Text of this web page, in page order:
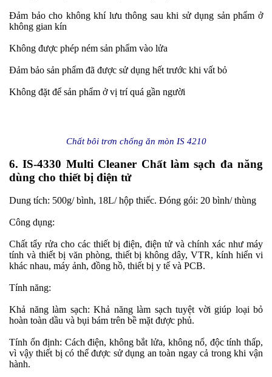
Đảm bảo cho không khí lưu thông sau khi sử dụng sản phẩm ở
không gian kín
Không được phép ném sản phẩm vào lửa
Đảm bảo sản phẩm đã được sử dụng hết trước khi vất bỏ
Không đặt để sản phẩm ở vị trí quá gần người
Chất bôi trơn chống ăn mòn IS 4210
6. IS-4330 Multi Cleaner Chất làm sạch đa năng
dùng cho thiết bị điện tử
Dung tích: 500g/ bình, 18L/ hộp thiếc. Đóng gói: 20 bình/ thùng
Công dụng:
Chất tẩy rửa cho các thiết bị điện, điện tử và chính xác như máy
tính và thiết bị văn phòng, thiết bị không dây, VTR, kính hiển vi
khác nhau, máy ảnh, đồng hồ, thiết bị y tế và PCB.
Tính năng:
Khả năng làm sạch: Khả năng làm sạch tuyệt vời giúp loại bỏ
hoàn toàn dầu và bụi bám trên bề mặt được phủ.
Tính ổn định: Cách điện, không bắt lửa, không nổ, độc tính thấp,
vì vậy thiết bị có thể được sử dụng an toàn ngay cả trong khi vận
hành.